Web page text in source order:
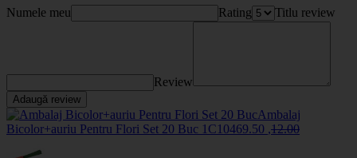
Numele meu Rating Titlu review
Review
Adaugă review
Ambalaj
Bicolor+auriu Pentru Flori Set 20 Buc 1C10469.50 ,12.00